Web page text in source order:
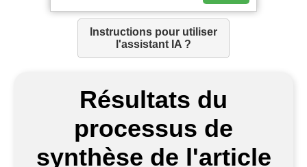
Instructions pour utiliser
l'assistant IA ?
Résultats du
processus de
synthèse de l'article